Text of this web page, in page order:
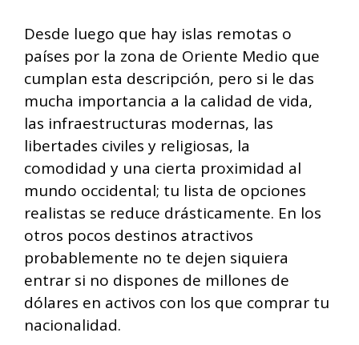
Desde luego que hay islas remotas o
países por la zona de Oriente Medio que
cumplan esta descripción, pero si le das
mucha importancia a la calidad de vida,
las infraestructuras modernas, las
libertades civiles y religiosas, la
comodidad y una cierta proximidad al
mundo occidental; tu lista de opciones
realistas se reduce drásticamente. En los
otros pocos destinos atractivos
probablemente no te dejen siquiera
entrar si no dispones de millones de
dólares en activos con los que comprar tu
nacionalidad.